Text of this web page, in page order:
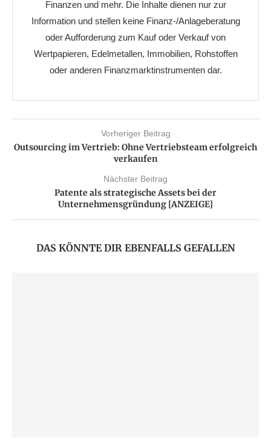
Finanzen und mehr. Die Inhalte dienen nur zur
Information und stellen keine Finanz-/Anlageberatung
oder Aufforderung zum Kauf oder Verkauf von
Wertpapieren, Edelmetallen, Immobilien, Rohstoffen
oder anderen Finanzmarktinstrumenten dar.
Vorheriger Beitrag
Outsourcing im Vertrieb: Ohne Vertriebsteam erfolgreich
verkaufen
Nächster Beitrag
Patente als strategische Assets bei der
Unternehmensgründung [ANZEIGE]
DAS KÖNNTE DIR EBENFALLS GEFALLEN